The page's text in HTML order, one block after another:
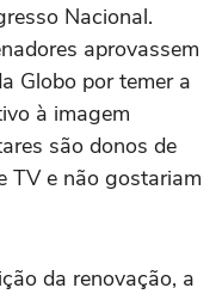
Nacional.
aprovassem
Globo por temer a
à imagem
são donos de
TV e não gostariam
da renovação, a